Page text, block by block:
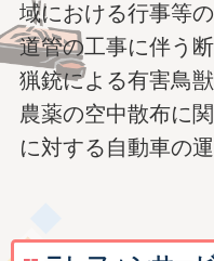
域における行事
道管の工事に伴
猟銃による有害
農薬の空中散布
に対する自動車の